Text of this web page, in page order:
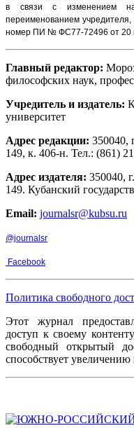
в связи с изменением
переименованием
номер ПИ № ФС77-72496 от 20
Главный редактор:
философских наук,
Учредитель и издатель:
университет
Адрес редакции: 350040,
149, к. 406-н. Тел.: (861)
Адрес издателя: 350040,
149. Кубанский
Email: journalsr@kubsu.ru
@journalsr
Facebook
Политика свободного
Этот журнал
доступ к своему
свободный открытый
способствует